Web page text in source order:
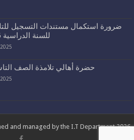
ضرورة استكمال مستندات التسجيل
للسنة الدراسية 2025-2026
حضرة أهالي تلامذة الصف
and managed by the I.T Department 2026